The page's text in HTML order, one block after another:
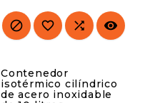
   
Contenedor
isotérmico cilíndrico
de acero inoxidable